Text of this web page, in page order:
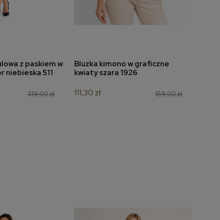
koszyka
z paskiem w
niebieska 511
319,00 zł
dodaj do koszyka
Bluzka kimono w graficzne
kwiaty szara 1926
159,00 zł
111,30 zł